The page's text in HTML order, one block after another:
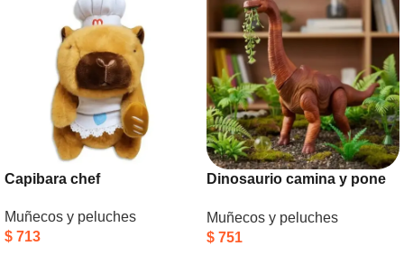
Capibara chef
Muñecos y peluches
$ 713
Dinosaurio camina y pone
Muñecos y peluches
$ 751